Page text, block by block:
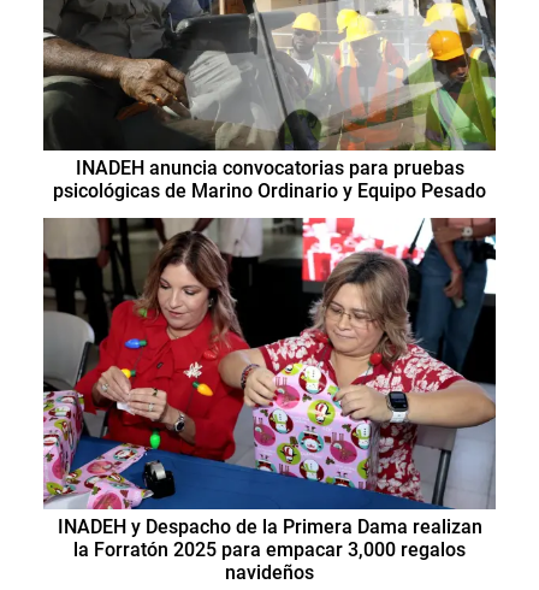
INADEH anuncia convocatorias para pruebas
psicológicas de Marino Ordinario y Equipo Pesado
INADEH y Despacho de la Primera Dama realizan
la Forratón 2025 para empacar 3,000 regalos
navideños